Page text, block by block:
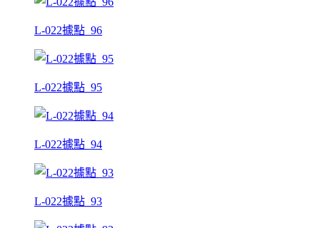
L-022據點_96
L-022據點_95
L-022據點_94
L-022據點_93